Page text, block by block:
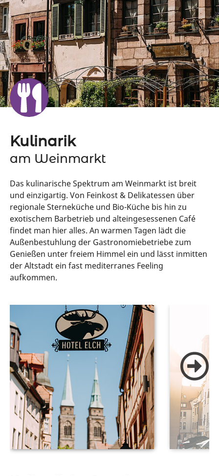
Kulinarik
am Weinmarkt
Das kulinarische Spektrum am Weinmarkt ist breit
und einzigartig. Von Feinkost & Delikatessen über
regionale Sterneküche und Bio-Küche bis hin zu
exotischem Barbetrieb und alteingesessenen Café
findet man hier alles. An warmen Tagen lädt die
Außenbestuhlung der Gastronomiebetriebe zum
Genießen unter freiem Himmel ein und lässt inmitten
der Altstadt ein fast mediterranes Feeling
aufkommen.